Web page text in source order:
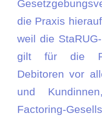
die Praxis
weil die
gilt für die
Debitoren vor
und
Factoring-